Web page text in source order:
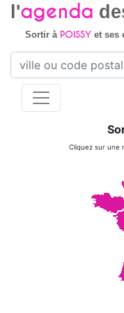
l'agenda
Sortir à POISSYet ses
Cliquez sur une